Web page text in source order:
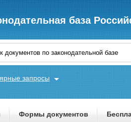
база
запросы
Формы документов